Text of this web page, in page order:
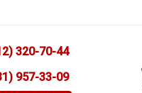
320-70-44
957-33-09